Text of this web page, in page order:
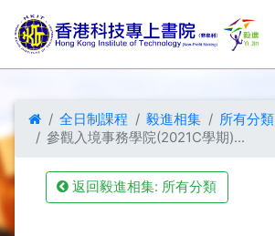
全日制課程 毅進相集
所有分類
參觀入境事務學院(2021C學期)...
返回毅進相集: 所有分類